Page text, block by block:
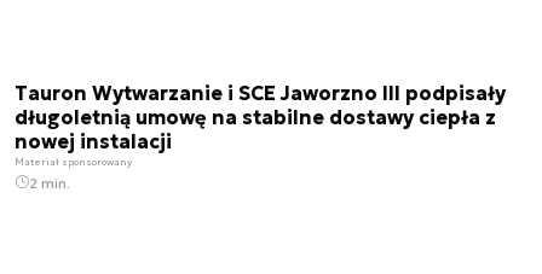
Tauron Wytwarzanie i SCE Jaworzno III podpisały
długoletnią umowę na stabilne dostawy ciepła z
nowej instalacji
Materiał sponsorowany
2 min.